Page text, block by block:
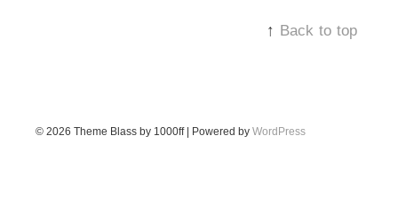
↑ Back to top
© 2026 Theme Blass by 1000ff | Powered by WordPress